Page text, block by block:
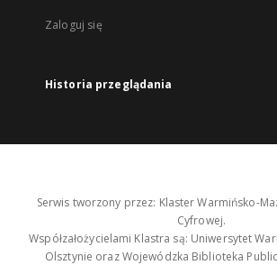
Zaloguj się
Historia przeglądania
Serwis tworzony przez: Klaster Warmińsko-
Cyfrowej.
Współzałożycielami Klastra są: Uniwersytet
Olsztynie oraz Wojewódzka Biblioteka